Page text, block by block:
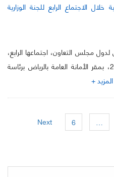
خلال الاجتماع الرابع للجنة الوزارية
مجلس التعاون، اجتماعها الرابع،
اليوم الأربعاء الموافق 19 أكتوبر 2022، بمقر الأمانة العامة بالرياض برئاسة
+
…
6
Next